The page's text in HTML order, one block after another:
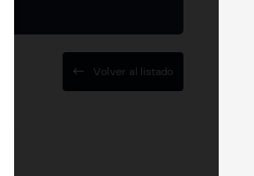
Volver al listado